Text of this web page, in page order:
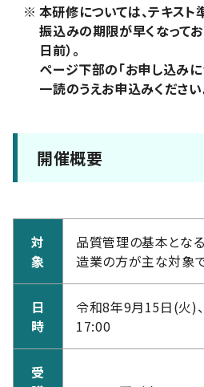
※ 本研修については、テキス
振込みの期限が早くなって
日前）。
ページ下部の「お申し込みに
一読のうえお申込みください
開催概要
対
象
品質管理の基本とな
造業の方が主な対象で
日
時
令和8年9月15日(火)
17:00
受